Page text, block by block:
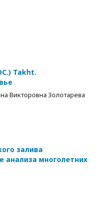
Takht.
Викторовна Золотарева
залива
анализа многолетних